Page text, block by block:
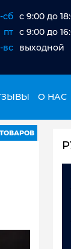
сб c 9:00 до
пт c 9:00 до
вс
выходной
О НАС